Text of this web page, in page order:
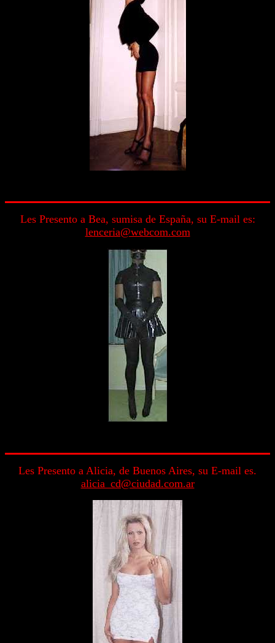
Les Presento a Bea, sumisa de España, su E-mail es:
lenceria@webcom.com
Les Presento a Alicia, de Buenos Aires, su E-mail es.
alicia_cd@ciudad.com.ar